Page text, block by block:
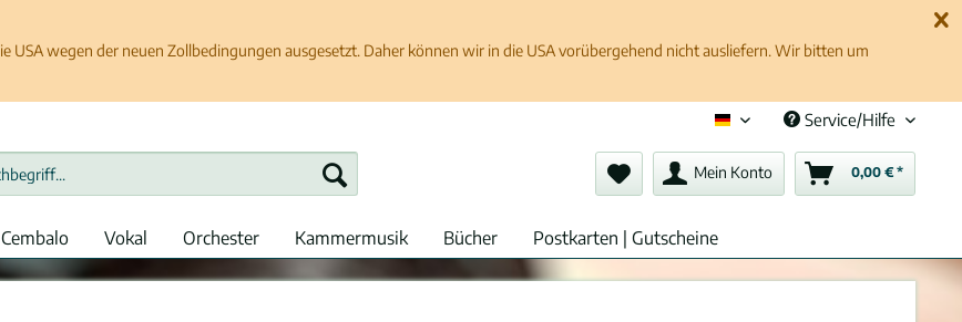
USA wegen der neuen Zollbedingungen ausgesetzt. Daher können wir in die USA vorübergehend nicht ausliefern. Wir bitten um
Deutsch (de)
Service/Hilfe
Mein Konto 0,00 € *
Vokal Orchester Kammermusik Bücher Postkarten | Gutscheine